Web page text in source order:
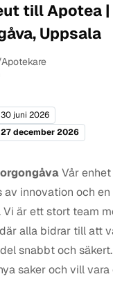
till Apotea |
Uppsala
juni 2026
27 december 2026
Vår
av innovation och
Vi är ett stort team
alla bidrar till att
snabbt och
saker och vill